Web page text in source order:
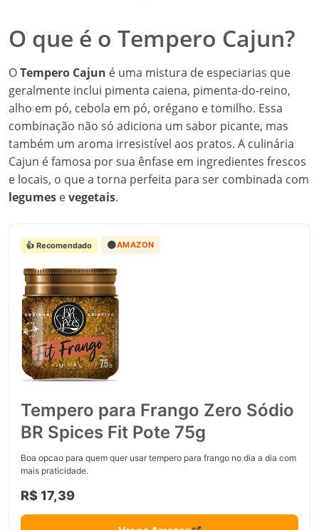
O que é o Tempero Cajun?
OTempero Cajun é uma mistura de especiarias que
geralmente inclui pimenta caiena, pimenta-do-reino,
alho em pó, cebola em pó, orégano e tomilho. Essa
combinação não só adiciona um sabor picante, mas
também um aroma irresistível aos pratos. A culinária
Cajun é famosa por sua ênfase em ingredientes frescos
e locais, o que a torna perfeita para ser combinada com
legumes evegetais.
👍 Recomendado 🟠AMAZON
Tempero para Frango Zero Sódio
BR Spices Fit Pote 75g
Boa opcao para quem quer usar tempero para frango no dia a dia com
mais praticidade.
R$ 17,39